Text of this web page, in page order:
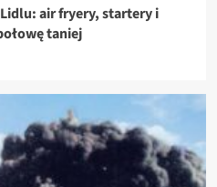
air fryery, startery i
taniej